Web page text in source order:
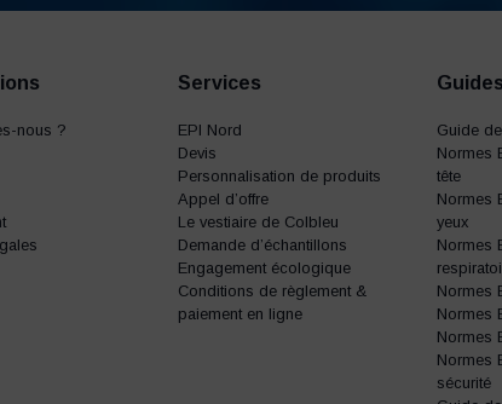
nous ?
Services
EPI Nord
Devis
Personnalisation de produits
Appel d’offre
Le vestiaire de Colbleu
Demande d’échantillons
Engagement écologique
Conditions de règlement &
paiement en ligne
Guide
Normes
tête
Normes
yeux
Normes
Normes
Normes
Normes
Normes
sécurité